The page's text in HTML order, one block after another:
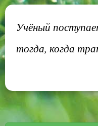
Учёный
тогда, когда